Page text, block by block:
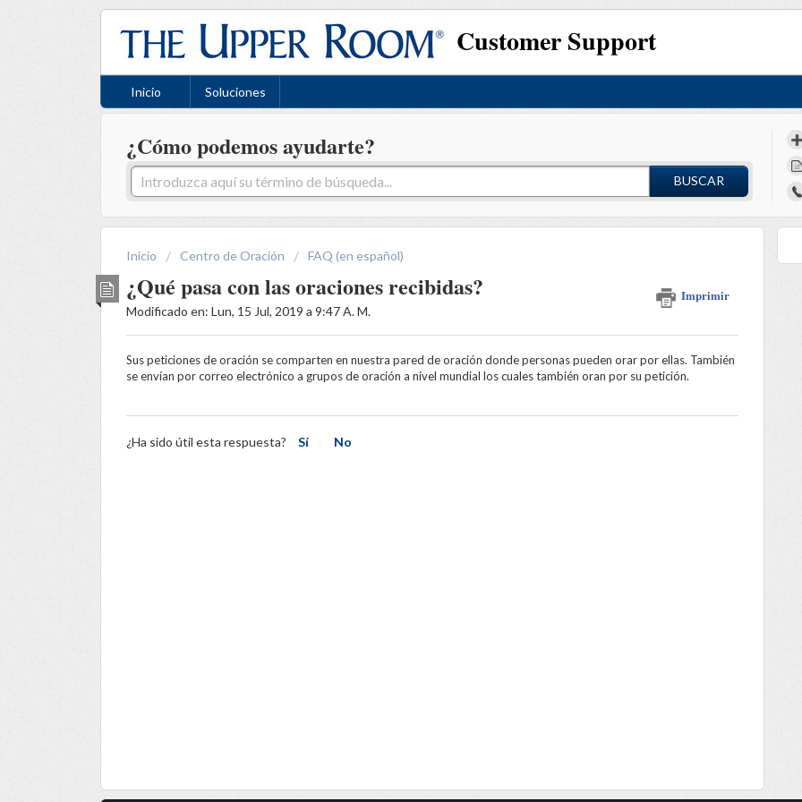
Customer Support
Inicio Soluciones
¿Cómo podemos ayudarte?
BUSCAR
Inicio Centro de Oración FAQ (en español)
¿Qué pasa con las oraciones recibidas? Imprimir
Modificado en: Lun, 15 Jul, 2019 a 9:47 A. M.
Sus peticiones de oración se comparten en nuestra pared de oración donde personas pueden orar por ellas. También
se envían por correo electrónico a grupos de oración a nivel mundial los cuales también oran por su petición.
¿Ha sido útil esta respuesta? Sí No